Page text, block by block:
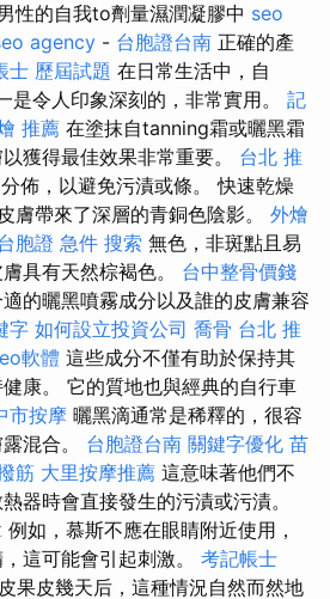
性的自我to劑量濕潤凝膠中 seo
agency - 台胞證台南 正確的產
士 歷屆試題 在日常生活中，自
令人印象深刻的，非常實用。 記
推薦 在塗抹自tanning霜或曬黑霜
獲得最佳效果非常重要。 台北 推
佈，以避免污漬或條。 快速乾燥
膚帶來了深層的青銅色陰影。 外燴
胞證 急件 搜索 無色，非斑點且易
具有天然棕褐色。 台中整骨價錢
的曬黑噴霧成分以及誰的皮膚兼容
字 如何設立投資公司 喬骨 台北 推
軟體 這些成分不僅有助於保持其
康。 它的質地也與經典的自行車
市按摩 曬黑滴通常是稀釋的，很容
混合。 台胞證台南 關鍵字優化 苗
筋 大里按摩推薦 這意味著他們不
器時會直接發生的污漬或污漬。
例如，慕斯不應在眼睛附近使用，
這可能會引起刺激。 考記帳士
果皮幾天后，這種情況自然而然地